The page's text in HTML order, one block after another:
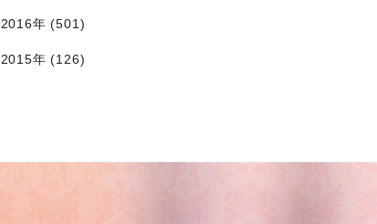
2016年 (501)
2015年 (126)